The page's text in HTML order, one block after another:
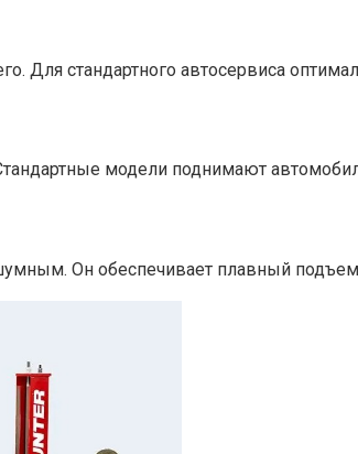
Для стандартного автосервиса
модели поднимают
Он обеспечивает плавный